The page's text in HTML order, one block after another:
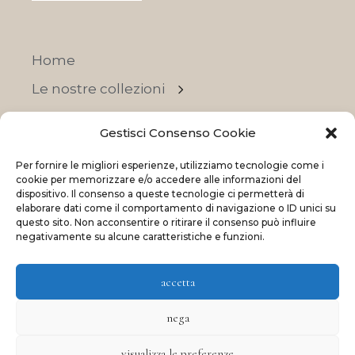
Gestisci Consenso Cookie
Per fornire le migliori esperienze, utilizziamo tecnologie come i
cookie per memorizzare e/o accedere alle informazioni del
dispositivo. Il consenso a queste tecnologie ci permetterà di
elaborare dati come il comportamento di navigazione o ID unici su
questo sito. Non acconsentire o ritirare il consenso può influire
negativamente su alcune caratteristiche e funzioni.
accetta
nega
Home
Le nostre collezioni
OFFERTE
© 2023 La Maison Des Reves | All rights reserved
and by